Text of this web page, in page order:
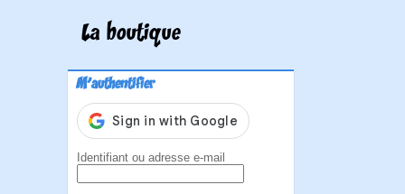
La boutique
M'authentifier
Identifiant ou adresse e-mail